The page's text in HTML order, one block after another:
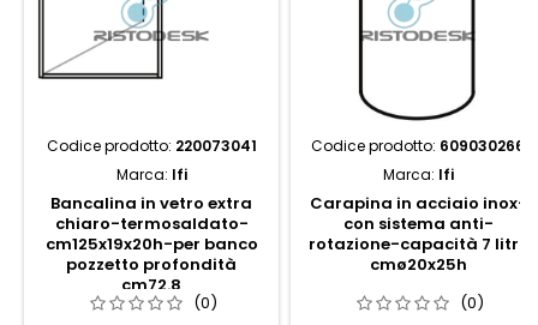
Codice prodotto: 220073041
Marca: Ifi
Bancalina in vetro extra
chiaro-termosaldato-
cm125x19x20h-per banco
pozzetto profondità
cm72.8
(0)
Codice prodotto: 609030266
Marca: Ifi
Carapina in acciaio inox-
con sistema anti-
rotazione-capacità 7 litri,
cmø20x25h
(0)